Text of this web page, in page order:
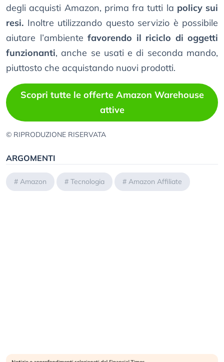
degli acquisti Amazon, prima fra tutti la policy sui
resi. Inoltre utilizzando questo servizio è possibile
aiutare l’ambiente favorendo il riciclo di oggetti
funzionanti, anche se usati e di seconda mando,
piuttosto che acquistando nuovi prodotti.
Scopri tutte le offerte Amazon Warehouse
attive
© RIPRODUZIONE RISERVATA
ARGOMENTI
# Amazon # Tecnologia # Amazon Affiliate